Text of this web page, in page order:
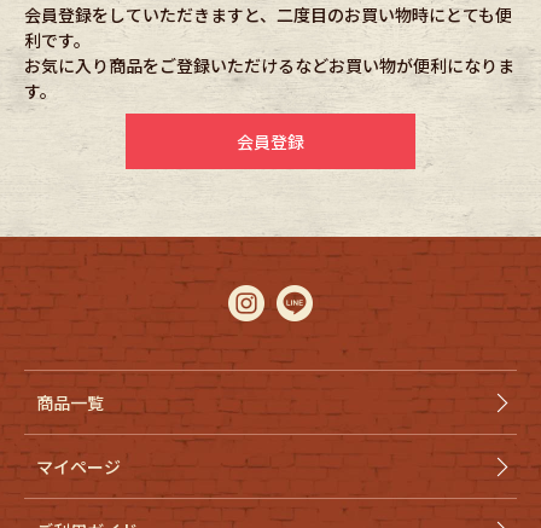
Fafatt
小物・アクセサリーから探す
Eye Wear
Stall・Scarf
Accessory
Belt antique goods
Keyring vintage bicycle
FAFATT
会員登録をしていただきますと、二度目のお買い物時にとても便
利です。
お気に入り商品をご登録いただけるなどお買い物が便利になりま
す。
会員登録
商品一覧
マイページ